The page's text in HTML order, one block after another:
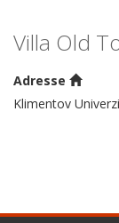
Villa Old
Adresse
Klimentov